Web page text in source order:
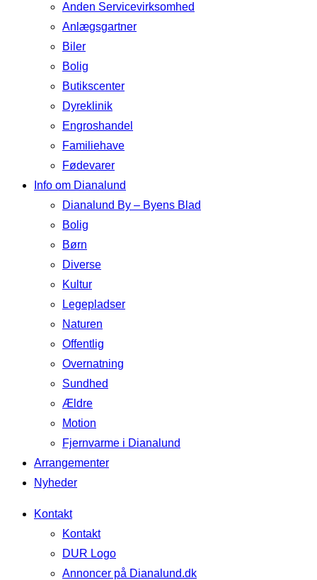
Anden Servicevirksomhed
Anlægsgartner
Biler
Bolig
Butikscenter
Dyreklinik
Engroshandel
Familiehave
Fødevarer
Info om Dianalund
Dianalund By – Byens Blad
Bolig
Børn
Diverse
Kultur
Legepladser
Naturen
Offentlig
Overnatning
Sundhed
Ældre
Motion
Fjernvarme i Dianalund
Arrangementer
Nyheder
Kontakt
Kontakt
DUR Logo
Annoncer på Dianalund.dk